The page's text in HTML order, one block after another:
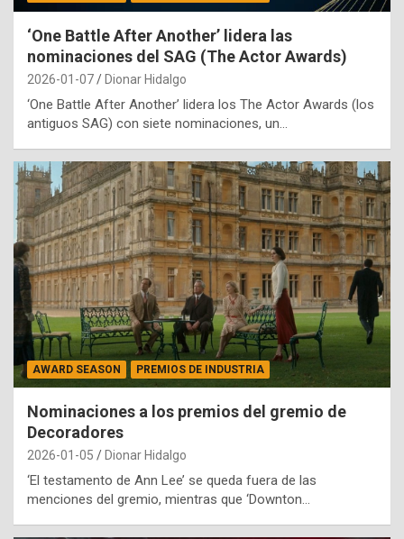
‘One Battle After Another’ lidera las
nominaciones del SAG (The Actor Awards)
2026-01-07 Dionar Hidalgo
‘One Battle After Another’ lidera los The Actor Awards (los
antiguos SAG) con siete nominaciones, un…
AWARD SEASON PREMIOS DE INDUSTRIA
Nominaciones a los premios del gremio de
Decoradores
2026-01-05 Dionar Hidalgo
‘El testamento de Ann Lee’ se queda fuera de las
menciones del gremio, mientras que ‘Downton…